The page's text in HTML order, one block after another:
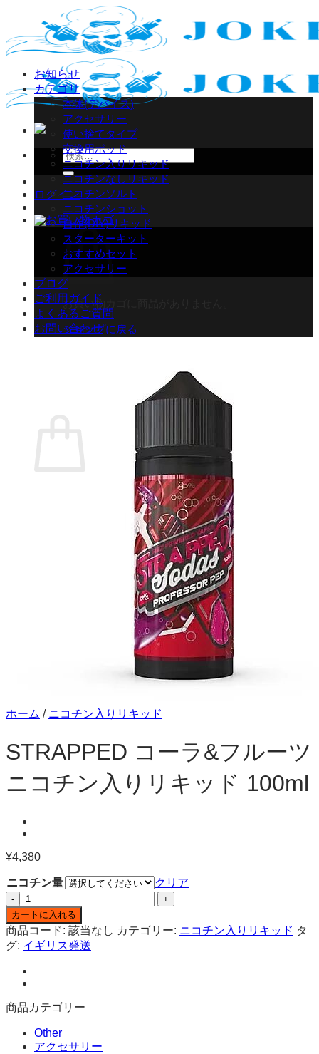
content
検
索
対
象:
ログイン
お買い物カゴに商品がありません。
ショップに戻る
お買い物カゴに商品がありません。
お知らせ
カテゴリ
本体(デバイス)
アクセサリー
使い捨てタイプ
交換用ポッド
ニコチン入りリキッド
ニコチンなしリキッド
ニコチンソルト
ニコチンショット
自作(DIY)リキッド
スターターキット
おすすめセット
アクセサリー
ブログ
ご利用ガイド
よくあるご質問
お問い合わせ
ホーム / ニコチン入りリキッド
STRAPPED コーラ&フルーツ
ニコチン入りリキッド 100ml
¥4,380
ニコチン量
クリア
STRAPPED
コ
ー
ラ
&
フ
ル
ツ
コ
カートに入れる
商品コード: 該当なし カテゴリー: ニコチン入りリキッド タ
グ: イギリス発送
商品カテゴリー
Other
アクセサリー